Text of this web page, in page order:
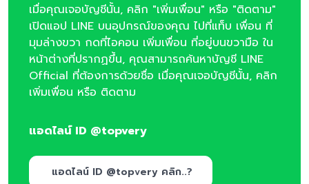
เมื่อคุณเจอบัญชีนั้น, คลิก "เพิ่มเพื่อน" หรือ "ติดตาม"
เปิดแอป LINE บนอุปกรณ์ของคุณ ไปที่แท็บ เพื่อน ที่
มุมล่างขวา กดที่ไอคอน เพิ่มเพื่อน ที่อยู่บนขวามือ ใน
หน้าต่างที่ปรากฏขึ้น, คุณสามารถค้นหาบัญชี LINE
Official ที่ต้องการด้วยชื่อ เมื่อคุณเจอบัญชีนั้น, คลิก
เพิ่มเพื่อน หรือ ติดตาม
แอดไลน์ ID @topvery
แอดไลน์ ID @topvery คลิก..?